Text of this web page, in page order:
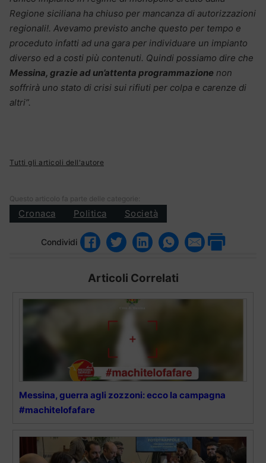
Regione siciliana ha chiuso per mancanza di autorizzazioni
regionali!. Avevamo previsto anche questo per tempo e
proceduto infatti ad una gara per individuare un impianto
diverso ed a costi più contenuti. Quindi possiamo dire che
Messina, grazie ad un’attenta programmazione non
soffrirà uno stato di crisi sui rifiuti per colpa e carenze di
altri”.
Tutti gli articoli dell'autore
Questo articolo fa parte delle categorie:
Cronaca Politica Società
Condividi
Articoli Correlati
Messina, guerra agli zozzoni: ecco la campagna
#machitelofafare